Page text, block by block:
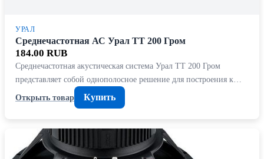
УРАЛ
Среднечастотная АС Урал ТТ 200 Гром
184.00 RUB
Среднечастотная акустическая система Урал ТТ 200 Гром
представляет собой однополосное решение для построения к…
Открыть товар
Купить